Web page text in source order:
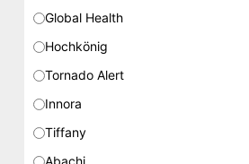
Global Health
Hochkönig
Tornado Alert
Innora
Tiffany